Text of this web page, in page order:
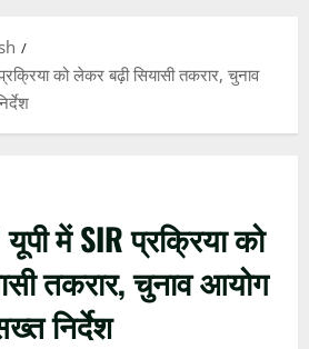
को लेकर बढ़ी सियासी तकरार, चुनाव
यूपी में SIR प्रक्रिया को
तकरार, चुनाव आयोग
निर्देश